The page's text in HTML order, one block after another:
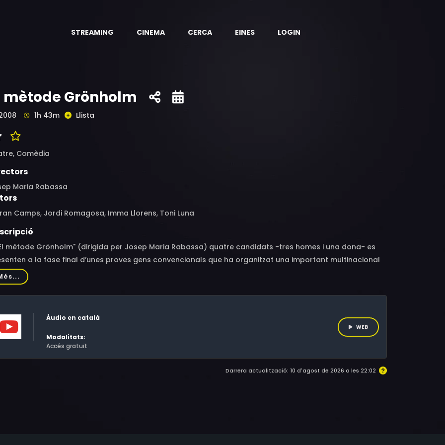
STREAMING CINEMA CERCA EINES LOGIN
mètode Grönholm
1h 43m Llista
Comèdia
Maria Rabassa
Camps, Jordi Romagosa, Imma Llorens, Toni Luna
mètode Grönholm" (dirigida per Josep Maria Rabassa) quatre candidats -tres homes i una dona- es
a la fase final d’unes proves gens convencionals que ha organitzat una important multinacional
triar un alt executiu. A què estan disposats a renunciar per aconseguir la feina? Fins on arriba el seu
i la seva lluita per obtenir el lloc de treball somiat? Quins són els límits morals de l’actuació dels
candidats? El joc entre els aspirants esdevé també un combat de sentiments, ambicions i enveges,
en els límits entre la realitat i la ficció, entre la veritat i la mentida.
Àudio en català
Modalitats:
Accés gratuït
WEB
Darrera actualització: 10 d'agost de 2026 a les 22:02